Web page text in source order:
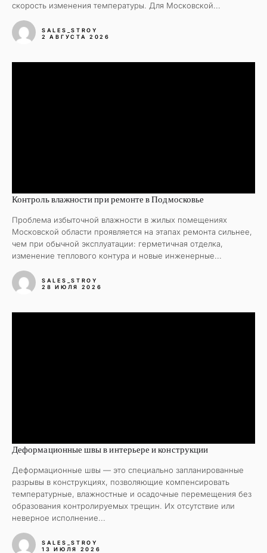
скорость изменения температуры. Для Московской...
SALES_STROY
2 АВГУСТА 2026
Контроль влажности при ремонте в Подмосковье
Проблема избыточной влажности в жилых помещениях
Московской области проявляется на этапах ремонта сильнее,
чем при обычной эксплуатации: герметичная отделка,
изменение теплового контура и новые инженерные...
SALES_STROY
28 ИЮЛЯ 2026
Деформационные швы в интерьере и конструкции
Деформационные швы — это специально запланированные
разрывы в конструкциях, позволяющие компенсировать
температурные, влажностные и осадочные перемещения без
образования контролируемых трещин. Их отсутствие или
неверное исполнение...
SALES_STROY
13 ИЮЛЯ 2026